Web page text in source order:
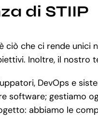
di STIIP
ciò che ci rende unici
Inoltre, il
DevOps e
software; gestiamo
abbiamo le